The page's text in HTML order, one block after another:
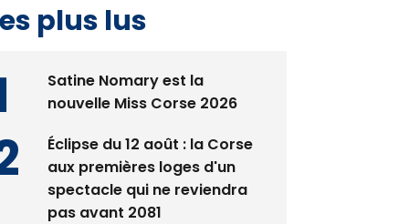
plus lus
Satine Nomary est la
nouvelle Miss Corse 2026
Éclipse du 12 août : la Corse
aux premières loges d'un
spectacle qui ne reviendra
pas avant 2081